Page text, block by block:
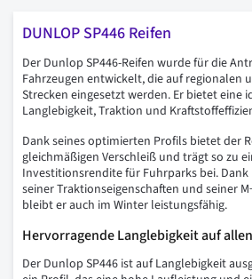
DUNLOP SP446 Reifen
Der Dunlop SP446-Reifen wurde für die
Fahrzeugen entwickelt, die auf regionalen
Strecken eingesetzt werden. Er bietet eine
Langlebigkeit, Traktion und
Dank seines optimierten Profils bietet der
gleichmäßigen Verschleiß und trägt so zu
Investitionsrendite für Fuhrparks bei. Dank
seiner Traktionseigenschaften und seiner
bleibt er auch im Winter leistungsfähig.
Hervorragende Langlebigkeit auf
Der Dunlop SP446 ist auf Langlebigkeit